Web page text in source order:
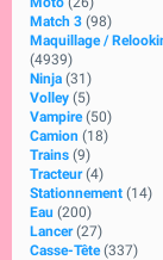
Match 3 (98)
Maquillage /
(4939)
Ninja (31)
Volley (5)
Vampire (50)
Camion (18)
Trains (9)
Tracteur (4)
Stationnement (14)
Eau (200)
Lancer (27)
Casse-Tête (337)